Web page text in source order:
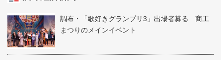
調布・「歌好きグランプリ3」出場者募る 商工
まつりのメインイベント